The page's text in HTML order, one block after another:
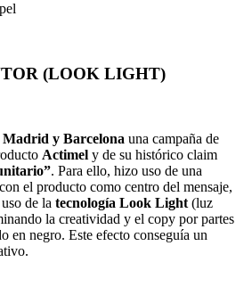
(LOOK LIGHT)
Madrid y Barcelona una campaña de
Actimel y de su histórico claim
. Para ello, hizo uso de una
el producto como centro del mensaje,
de la tecnología Look Light (luz
la creatividad y el copy por partes
en negro. Este efecto conseguía un